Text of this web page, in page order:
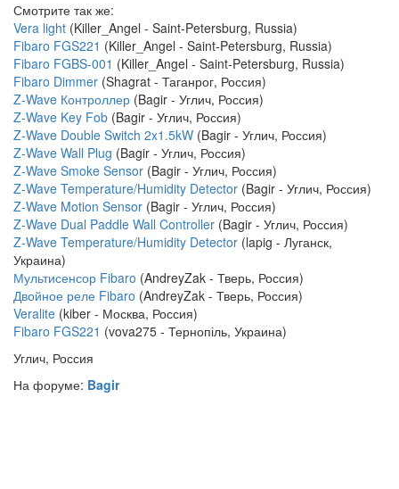
Смотрите так же:
Vera light (Killer_Angel - Saint-Petersburg, Russia)
Fibaro FGS221 (Killer_Angel - Saint-Petersburg, Russia)
Fibaro FGBS-001 (Killer_Angel - Saint-Petersburg, Russia)
Fibaro Dimmer (Shagrat - Таганрог, Россия)
Z-Wave Контроллер (Bagir - Углич, Россия)
Z-Wave Key Fob (Bagir - Углич, Россия)
Z-Wave Double Switch 2x1.5kW (Bagir - Углич, Россия)
Z-Wave Wall Plug (Bagir - Углич, Россия)
Z-Wave Smoke Sensor (Bagir - Углич, Россия)
Z-Wave Temperature/Humidity Detector (Bagir - Углич, Россия)
Z-Wave Motion Sensor (Bagir - Углич, Россия)
Z-Wave Dual Paddle Wall Controller (Bagir - Углич, Россия)
Z-Wave Temperature/Humidity Detector (lapig - Луганск,
Украина)
Мультисенсор Fibaro (AndreyZak - Тверь, Россия)
Двойное реле Fibaro (AndreyZak - Тверь, Россия)
Veralite (kiber - Москва, Россия)
Fibaro FGS221 (vova275 - Тернопіль, Украина)
Углич, Россия
На форуме: Bagir